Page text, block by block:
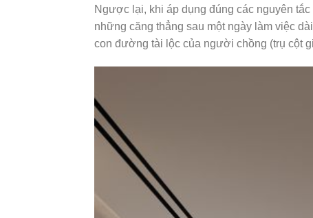
Ngược lại, khi áp dụng đúng các nguyên tắc
những căng thẳng sau một ngày làm việc
con đường tài lộc của người chồng (trụ cột